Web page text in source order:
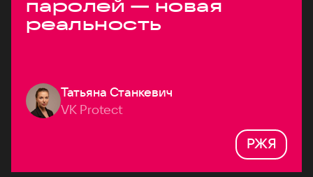
паролей — новая
реальность
Татьяна Станкевич
VK Protect
РЖЯ